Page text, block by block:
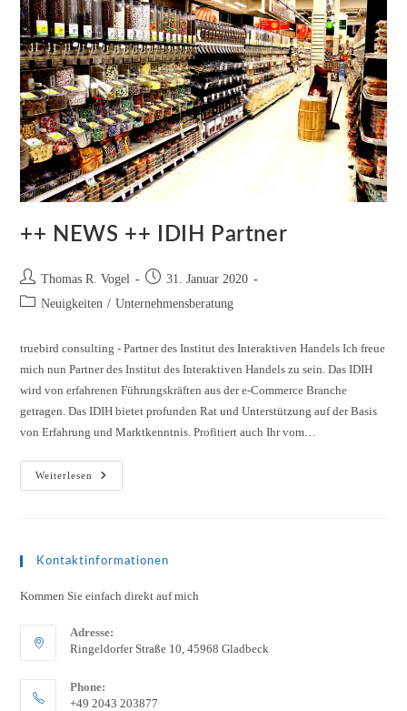
++ NEWS ++ IDIH Partner
Thomas R. Vogel
31. Januar 2020
Neuigkeiten / Unternehmensberatung
truebird consulting - Partner des Institut des Interaktiven Handels Ich freue
mich nun Partner des Institut des Interaktiven Handels zu sein. Das IDIH
wird von erfahrenen Führungskräften aus der e-Commerce Branche
getragen. Das IDIH bietet profunden Rat und Unterstützung auf der Basis
von Erfahrung und Marktkenntnis. Profitiert auch Ihr vom…
Weiterlesen
Kontaktinformationen
Kommen Sie einfach direkt auf mich
Adresse:
Ringeldorfer Straße 10, 45968 Gladbeck
Phone:
+49 2043 203877